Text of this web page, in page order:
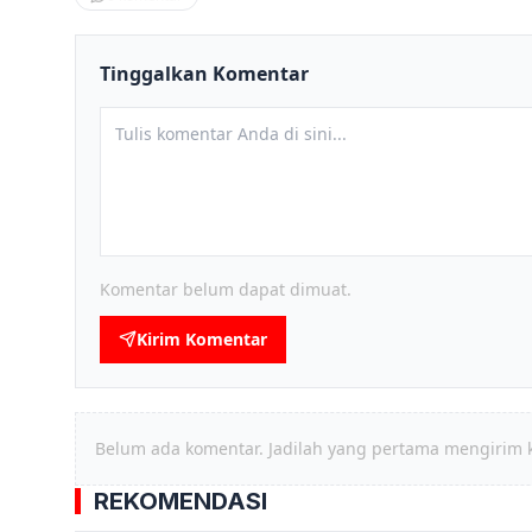
Tinggalkan Komentar
Komentar belum dapat dimuat.
Kirim Komentar
Belum ada komentar. Jadilah yang pertama mengirim
REKOMENDASI